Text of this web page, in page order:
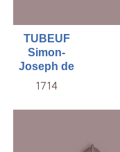
TUBEUF
Simon-
Joseph de
1714